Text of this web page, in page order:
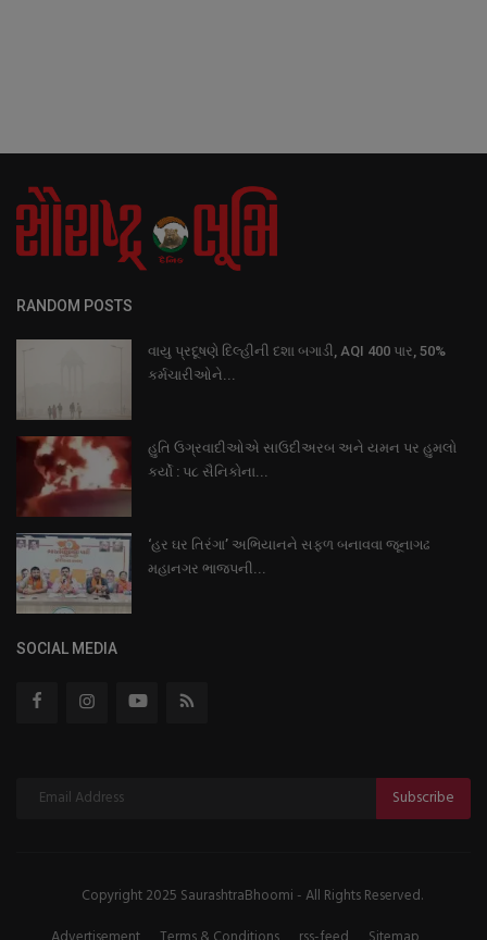
RANDOM POSTS
વાયુ પ્રદૂષણે દિલ્હીની દશા બગાડી, AQI 400 પાર, 50%
કર્મચારીઓને...
હુતિ ઉગ્રવાદીઓએ સાઉદીઅરબ અને યમન પર હુમલો
કર્યો : પ૮ સૈનિકોના...
‘હર ઘર તિરંગા’ અભિયાનને સફળ બનાવવા જૂનાગઢ
મહાનગર ભાજપની...
SOCIAL MEDIA
Subscribe
Copyright 2025 SaurashtraBhoomi - All Rights Reserved.